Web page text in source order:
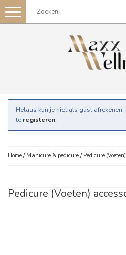
Toggle
navigation
Helaas kun je niet als gast
te registeren.
Home / Manicure & pedicure / Pedicure (Voeten)
Pedicure (Voeten)